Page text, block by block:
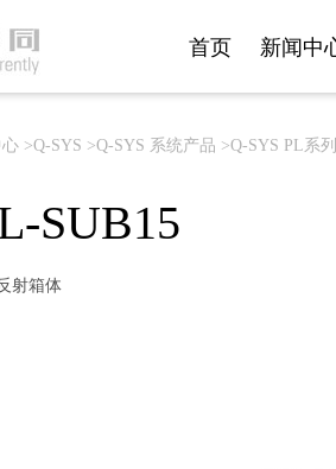
>Q-SYS >Q-SYS 系统产品 >Q-SYS PL系
SUB15
射箱体
首页 新闻中